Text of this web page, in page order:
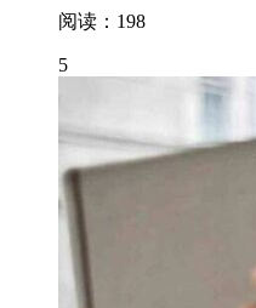
阅读：198
5